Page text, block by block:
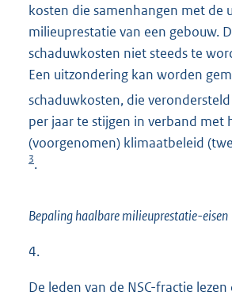
kosten die samenhangen met de
milieuprestatie van een gebouw.
schaduwkosten niet steeds te
Een uitzondering kan worden
schaduwkosten, die
per jaar te stijgen in verband met
(voorgenomen) klimaatbeleid
3.
Bepaling haalbare milieuprestatie-eisen
4.
De leden van de NSC-fractie